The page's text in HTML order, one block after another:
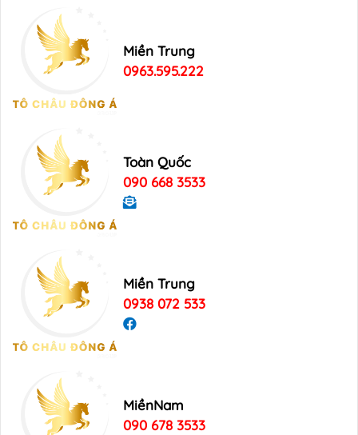
Miền Trung
0963.595.222
Toàn Quốc
090 668 3533
Miền Trung
0938 072 533
MiềnNam
090 678 3533